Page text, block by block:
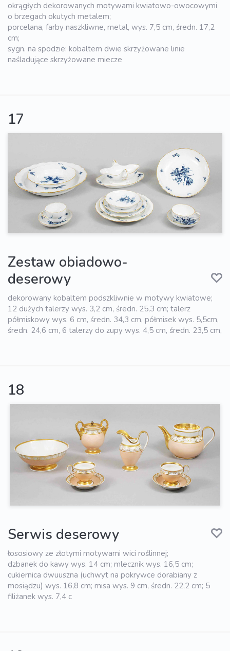
okrągłych dekorowanych motywami kwiatowo-owocowymi
o brzegach okutych metalem;
porcelana, farby naszkliwne, metal, wys. 7,5 cm, średn. 17,2
cm;
sygn. na spodzie: kobaltem dwie skrzyżowane linie
naśladujące skrzyżowane miecze
17
Zestaw obiadowo-
deserowy
dekorowany kobaltem podszkliwnie w motywy kwiatowe;
12 dużych talerzy wys. 3,2 cm, średn. 25,3 cm; talerz
półmiskowy wys. 6 cm, średn. 34,3 cm, półmisek wys. 5,5cm,
średn. 24,6 cm, 6 talerzy do zupy wys. 4,5 cm, średn. 23,5 cm,
18
Serwis deserowy
łososiowy ze złotymi motywami wici roślinnej;
dzbanek do kawy wys. 14 cm; mlecznik wys. 16,5 cm;
cukiernica dwuuszna (uchwyt na pokrywce dorabiany z
mosiądzu) wys. 16,8 cm; misa wys. 9 cm, średn. 22,2 cm; 5
filiżanek wys. 7,4 c